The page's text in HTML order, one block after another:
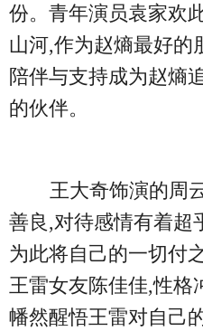
份。青年演员袁家欢
山河,作为赵熵最好的
陪伴与支持成为赵熵
的伙伴。
王大奇饰演的周
善良,对待感情有着超
为此将自己的一切付
王雷女友陈佳佳,性格
幡然醒悟王雷对自己